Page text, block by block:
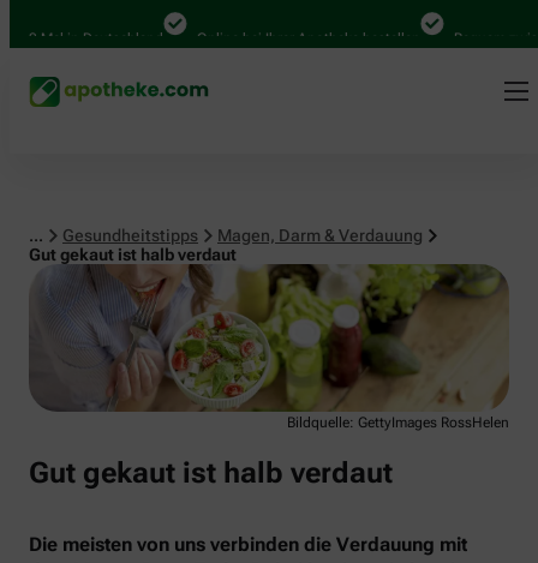
Mal in Deutschland Online bei Ihrer Apotheke bestellen Bequem
... Gesundheitstipps
Magen, Darm & Verdauung
Gut gekaut ist halb verdaut
Magen, Darm & Verdauung
Bildquelle: GettyImages RossHelen
Gut gekaut ist halb verdaut
Die meisten von uns verbinden die Verdauung mit